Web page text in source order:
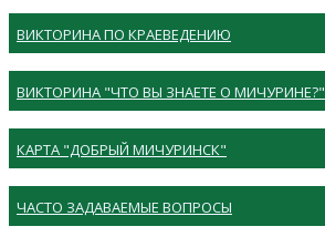
ВИКТОРИНА ПО КРАЕВЕДЕНИЮ
ВИКТОРИНА "ЧТО ВЫ ЗНАЕТЕ О МИЧУРИНЕ?"
КАРТА "ДОБРЫЙ МИЧУРИНСК"
ЧАСТО ЗАДАВАЕМЫЕ ВОПРОСЫ